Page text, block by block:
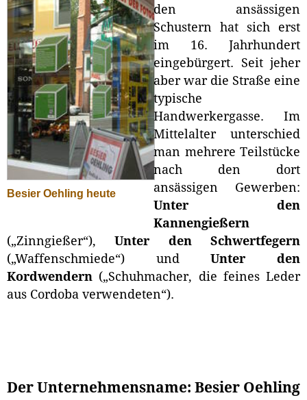
Besier Oehling heute
den ansässigen
Schustern hat sich erst
im 16. Jahrhundert
eingebürgert. Seit jeher
aber war die Straße eine
typische
Handwerkergasse. Im
Mittelalter unterschied
man mehrere Teilstücke
nach den dort
ansässigen Gewerben:
Unter den
Kannengießern
(„Zinngießer“),Unter den Schwertfegern
(„Waffenschmiede“) undUnter den
Kordwendern („Schuhmacher, die feines Leder
aus Cordoba verwendeten“).
Der Unternehmensname: Besier Oehling